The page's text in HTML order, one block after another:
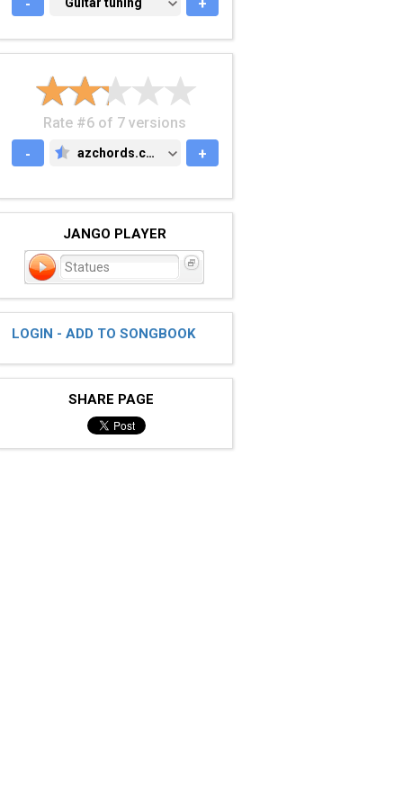
- +
Rate #6 of 7 versions
-
AZCHORDS.COM
azchords.com +
JANGO PLAYER
Statues
LOGIN - ADD TO SONGBOOK
SHARE PAGE